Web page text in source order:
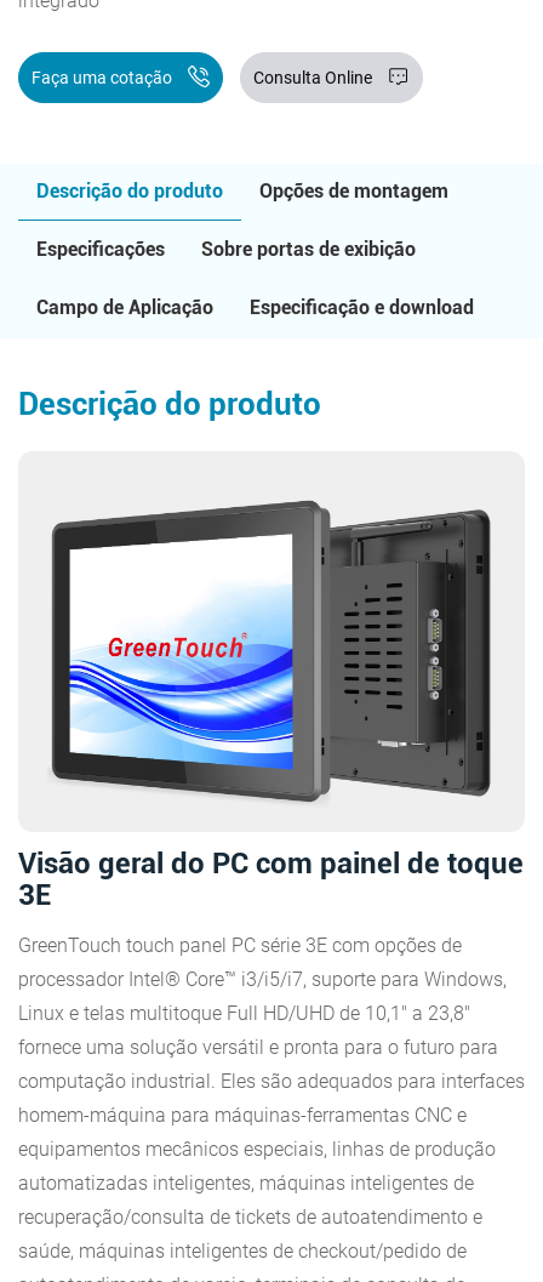
Faça uma cotação Consulta Online
Descrição do produto Opções de montagem
Especificações Sobre portas de exibição
Campo de Aplicação Especificação e download
Descrição do produto
Visão geral do PC com painel de toque
3E
GreenTouch touch panel PC série 3E com opções de
processador Intel® Core™ i3/i5/i7, suporte para Windows,
Linux e telas multitoque Full HD/UHD de 10,1″ a 23,8″
fornece uma solução versátil e pronta para o futuro para
computação industrial. Eles são adequados para interfaces
homem-máquina para máquinas-ferramentas CNC e
equipamentos mecânicos especiais, linhas de produção
automatizadas inteligentes, máquinas inteligentes de
recuperação/consulta de tickets de autoatendimento e
saúde, máquinas inteligentes de checkout/pedido de